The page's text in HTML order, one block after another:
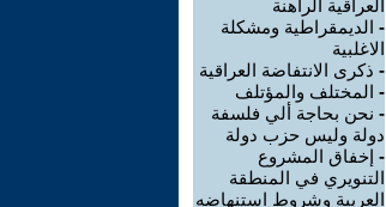
العراقية الراهنة
- الديمقراطية ومشكلة
الاغلبية
- ذكرى الانتفاضة العراقية
- المختلف والمؤتلف
- نحن بحاجة ألي فلسفة
دولة وليس حزب دولة
- إخفاق المشروع
التنويري في المنطقة
العربية وشروط استنهاضه